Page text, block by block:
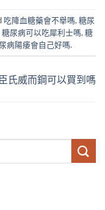
吃降血糖藥會不舉嗎, 糖尿
糖尿病可以吃犀利士嗎, 糖
病陽痿會自己好嗎.
氏威而鋼可以買到嗎